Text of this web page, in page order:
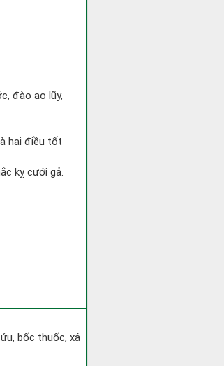
đào ao lũy,
hai điều tốt
kỵ cưới gả.
bốc thuốc, xả